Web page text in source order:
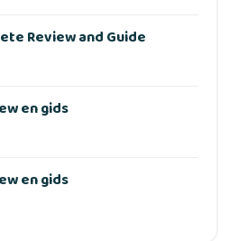
Review and Guide
en gids
en gids